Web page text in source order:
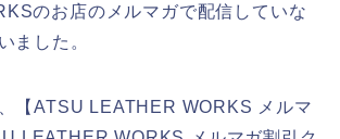
のお店のメルマガで配信していな
ました。
【ATSU LEATHER WORKS メルマ